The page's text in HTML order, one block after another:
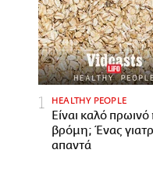
HEALTHY PEOPLE
Είναι καλό πρωινό
βρόμη; Ένας
απαντά